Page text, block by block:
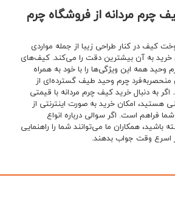
چرم مردانه از فروشگاه چرم
کیف در کنار طراحی زیبا از جمله مواردی
به آن بیشترین دقت را می‌کند. کیف‌های
وحید همه این ویژگی‌ها را با خود به همراه
چرم وحید طیف گسترده‌ای از
به دنبال خرید کیف چرم مردانه با قیمتی
امکان خرید به صورت اینترنتی از
فراهم است. اگر سوالی درباره انواع
باشید، همکاران ما می‌توانند شما را راهنمایی
اسرع وقت جواب بدهند.